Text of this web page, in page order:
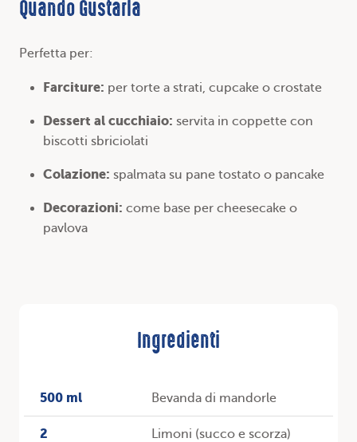
Quando Gustarla
Perfetta per:
Farciture: per torte a strati, cupcake o crostate
Dessert al cucchiaio: servita in coppette con
biscotti sbriciolati
Colazione: spalmata su pane tostato o pancake
Decorazioni: come base per cheesecake o
pavlova
Ingredienti
500 ml Bevanda di mandorle
2 Limoni (succo e scorza)